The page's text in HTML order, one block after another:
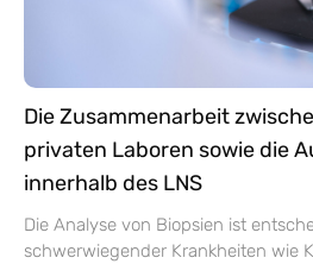
Die Zusammenarbeit
privaten Laboren sowie die
innerhalb des LNS
Die Analyse von Biopsien ist
schwerwiegender Krankheiten wie